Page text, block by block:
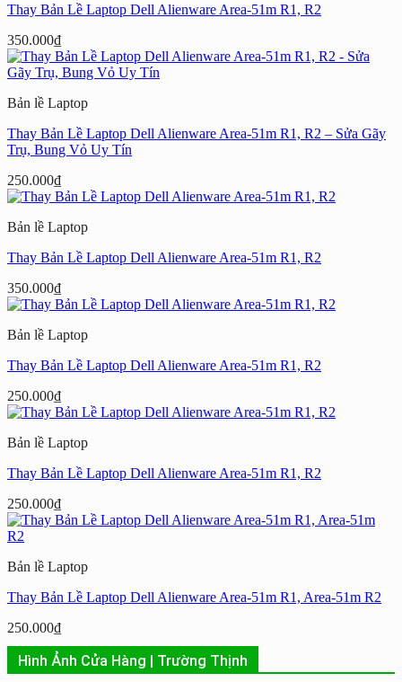
Thay Bản Lề Laptop Dell Alienware Area-51m R1, R2
350.000₫
Bản lề Laptop
Thay Bản Lề Laptop Dell Alienware Area-51m R1, R2 – Sửa Gãy
Trụ, Bung Vỏ Uy Tín
250.000₫
Bản lề Laptop
Thay Bản Lề Laptop Dell Alienware Area-51m R1, R2
350.000₫
Bản lề Laptop
Thay Bản Lề Laptop Dell Alienware Area-51m R1, R2
250.000₫
Bản lề Laptop
Thay Bản Lề Laptop Dell Alienware Area-51m R1, R2
250.000₫
Bản lề Laptop
Thay Bản Lề Laptop Dell Alienware Area-51m R1, Area-51m R2
250.000₫
Hình Ảnh Cửa Hàng | Trường Thịnh